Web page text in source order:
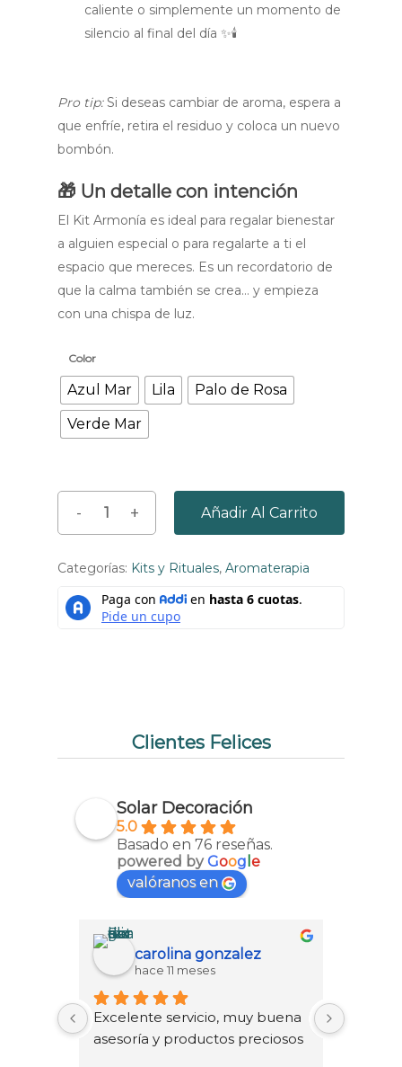
caliente o simplemente un momento de
silencio al final del día ✨🕯️
Pro tip:Si deseas cambiar de aroma, espera a
que enfríe, retira el residuo y coloca un nuevo
bombón.
🎁 Un detalle con intención
El Kit Armonía es ideal para regalar bienestar
a alguien especial o para regalarte a ti el
espacio que mereces. Es un recordatorio de
que la calma también se crea… y empieza
con una chispa de luz.
Color
Azul Mar Lila
Palo de Rosa
Verde Mar
Añadir Al Carrito
Categorías: Kits y Rituales, Aromaterapia
Clientes Felices
Solar Decoración
5.0
Basado en 76 reseñas.
powered byGoog le
valóranos en
carolina gonzalez
hace 11 meses
Excelente servicio, muy buena
asesoría y productos preciosos